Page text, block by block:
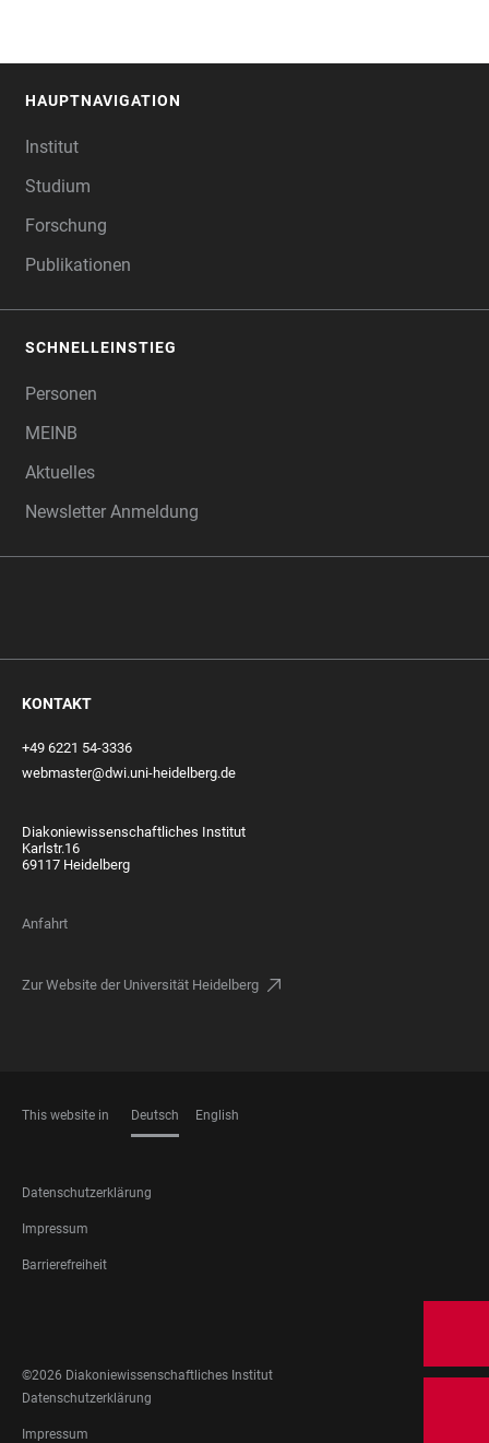
HAUPTNAVIGATION
Institut
Studium
Forschung
Publikationen
SCHNELLEINSTIEG
Personen
MEINB
Aktuelles
Newsletter Anmeldung
KONTAKT
+49 6221 54-3336
webmaster@dwi.uni-heidelberg.de
Diakoniewissenschaftliches Institut
Karlstr.16
69117 Heidelberg
Anfahrt
Zur Website der Universität Heidelberg
This website in Deutsch English
FOOTER
LEGAL
Datenschutzerklärung
Impressum
Barrierefreiheit
MEDIA
©2026 Diakoniewissenschaftliches Institut
FOOTER
LEGAL
Datenschutzerklärung
Impressum